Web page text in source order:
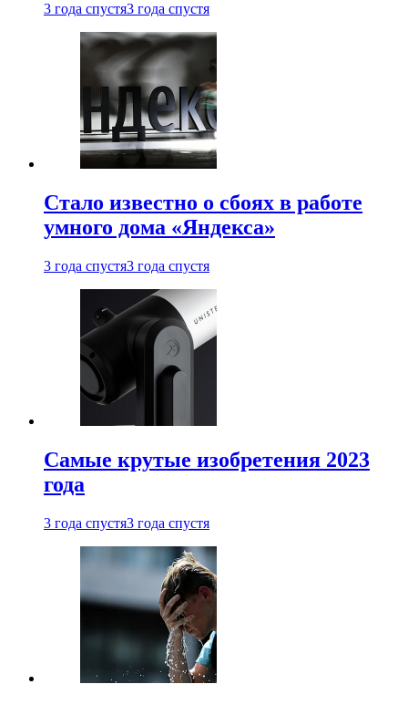
3 года спустя3 года спустя
Стало известно о сбоях в работе
умного дома «Яндекса»
3 года спустя3 года спустя
Самые крутые изобретения 2023
года
3 года спустя3 года спустя